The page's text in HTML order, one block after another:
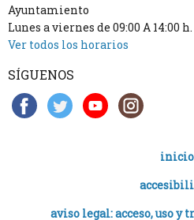
Ayuntamiento
Lunes a viernes de 09:00 A 14:00 h.
Ver todos los horarios
SÍGUENOS
inicio
aviso legal: acceso, uso y